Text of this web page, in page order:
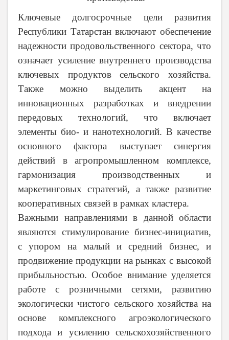
Ключевые долгосрочные цели развития
Республики Татарстан включают обеспечение
надежности продовольственного сектора, что
означает усиление внутреннего производства
ключевых продуктов сельского хозяйства.
Также можно выделить акцент на
инновационных разработках и внедрении
передовых технологий, что включает
элементы био- и нанотехнологий. В качестве
основного фактора выступает синергия
действий в агропромышленном комплексе,
гармонизация производственных и
маркетинговых стратегий, а также развитие
кооперативных связей в рамках кластера.
Важными направлениями в данной области
являются стимулирование бизнес-инициатив,
с упором на малый и средний бизнес, и
продвижение продукции на рынках с высокой
прибыльностью. Особое внимание уделяется
работе с розничными сетями, развитию
экологически чистого сельского хозяйства на
основе комплексного агроэкологического
подхода и усилению сельскохозяйственного